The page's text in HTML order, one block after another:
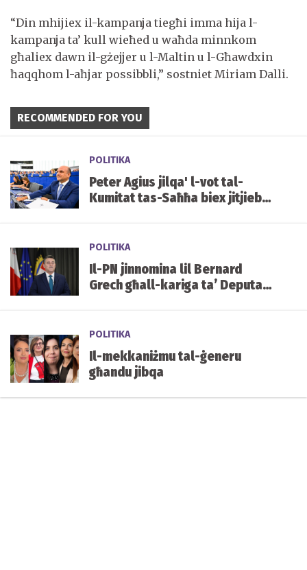
“Din mhijiex il-kampanja tiegħi imma hija l-
kampanja ta’ kull wieħed u waħda minnkom
għaliex dawn il-gżejjer u l-Maltin u l-Għawdxin
ħaqqhom l-aħjar possibbli,” sostniet Miriam Dalli.
RECOMMENDED FOR YOU
POLITIKA
Peter Agius jilqa' l-vot tal-
Kumitat tas-Saħħa biex jitjiebu
POLITIKA
Il-PN jinnomina lil Bernard
Grech għall-kariga ta’ Deputat
POLITIKA
Il-mekkaniżmu tal-ġeneru
għandu jibqa